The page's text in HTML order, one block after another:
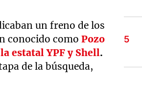
un freno de los
conocido comoPozo
estatal YPF y Shell.
de la búsqueda,